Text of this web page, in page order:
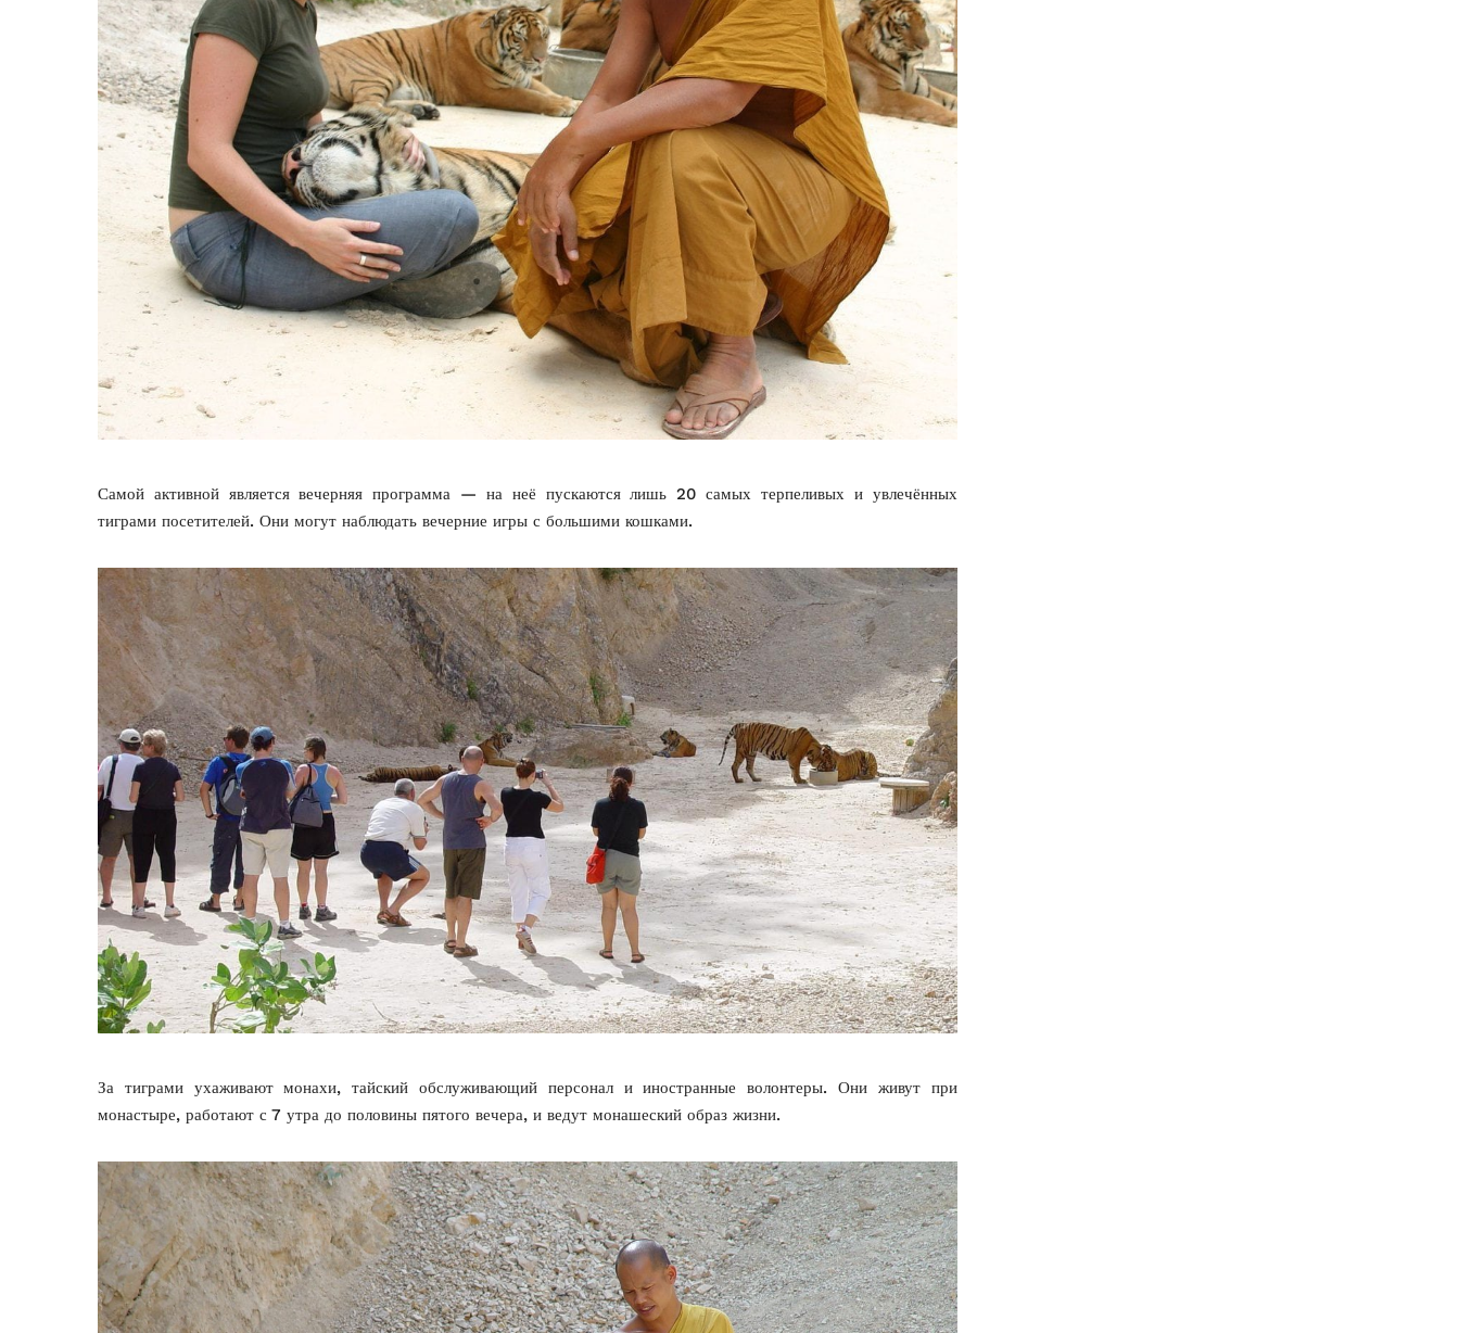
Самой активной является вечерняя программа — на неё пускаются лишь 20 самых терпеливых и увлечённых
тиграми посетителей. Они могут наблюдать вечерние игры с большими кошками.
За тиграми ухаживают монахи, тайский обслуживающий персонал и иностранные волонтеры. Они живут при
монастыре, работают с 7 утра до половины пятого вечера, и ведут монашеский образ жизни.